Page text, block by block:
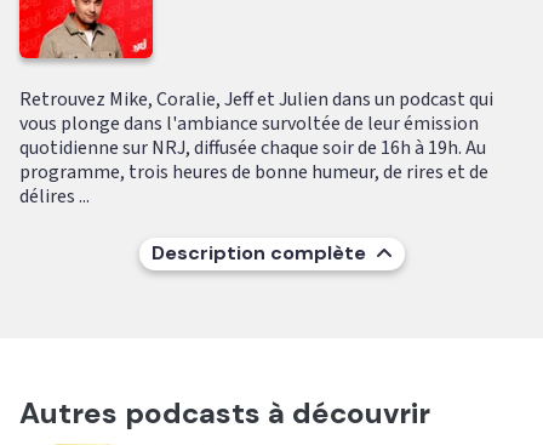
Retrouvez Mike, Coralie, Jeff et Julien dans un podcast qui
vous plonge dans l'ambiance survoltée de leur émission
quotidienne sur NRJ, diffusée chaque soir de 16h à 19h. Au
programme, trois heures de bonne humeur, de rires et de
délires ...
Description complète
Autres podcasts à découvrir